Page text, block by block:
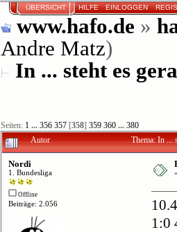
ÜBERSICHT HILFE EINLOGGEN
www.hafo.de »
Andre Matz)
In ... steht es
Seiten: 1 ... 356 357[358] 359 360 ... 380
Autor Thema: In ...
Nordi
1. Bundesliga
Offline
Beiträge: 2.056
1:0